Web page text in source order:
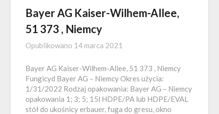
Bayer AG Kaiser-Wilhem-Allee,
51 373 , Niemcy
Opublikowano 14 marca 2021
Bayer AG Kaiser-Wilhem-Allee, 51 373 , Niemcy
Fungicyd Bayer AG – Niemcy Okres użycia:
1/31/2022 Rodzaj opakowania: Bayer AG – Niemcy
opakowania 1; 3; 5; 15l HDPE/PA lub HDPE/EVAL
stół do ukośnicy erbauer, fuga do gresu, okno